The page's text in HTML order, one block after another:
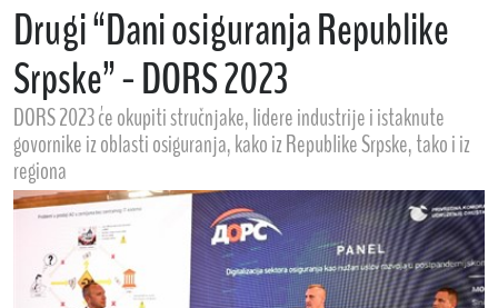
Drugi “Dani osiguranja Republike
Srpske” - DORS 2023
DORS 2023 će okupiti stručnjake, lidere industrije i istaknute
govornike iz oblasti osiguranja, kako iz Republike Srpske, tako i iz
regiona